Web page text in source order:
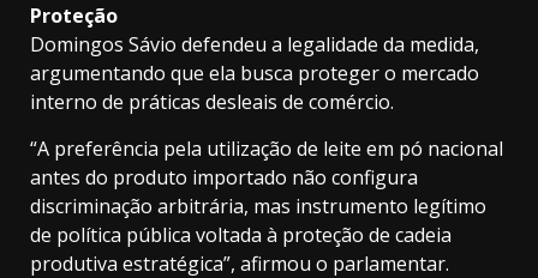
Proteção
Domingos Sávio defendeu a legalidade da medida,
argumentando que ela busca proteger o mercado
interno de práticas desleais de comércio.
“A preferência pela utilização de leite em pó nacional
antes do produto importado não configura
discriminação arbitrária, mas instrumento legítimo
de política pública voltada à proteção de cadeia
produtiva estratégica”, afirmou o parlamentar.